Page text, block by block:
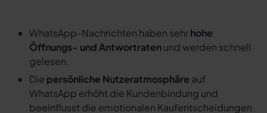
WhatsApp-Nachrichten haben sehrhohe
Öffnungs- und Antwortratenund werden schnell
gelesen.
Die persönliche Nutzeratmosphäre auf
WhatsApp erhöht die Kundenbindung und
beeinflusst die emotionalen Kaufentscheidungen